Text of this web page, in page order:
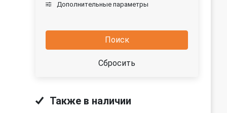
Дополнительные параметры
Поиск
Сбросить
Также в наличии